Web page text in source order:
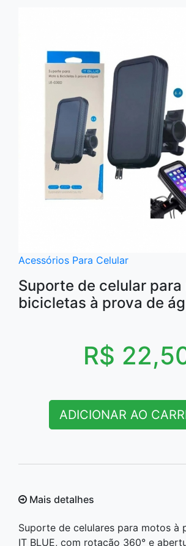
Acessórios Para Celular
Suporte de celular para
bicicletas à prova de
R$
ADICIONAR AO
Mais detalhes
Suporte de celulares para motos à
IT BLUE, com rotação 360° e